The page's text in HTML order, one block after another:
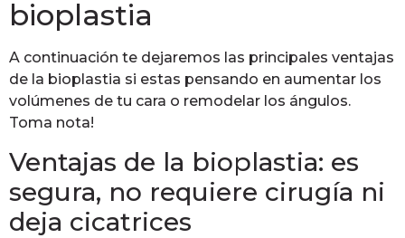
bioplastia
A continuación te dejaremos las principales ventajas
de la bioplastia si estas pensando en aumentar los
volúmenes de tu cara o remodelar los ángulos.
Toma nota!
Ventajas de la bioplastia: es
segura, no requiere cirugía ni
deja cicatrices